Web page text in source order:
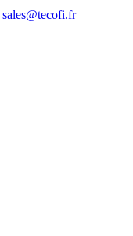
sales@tecofi.fr